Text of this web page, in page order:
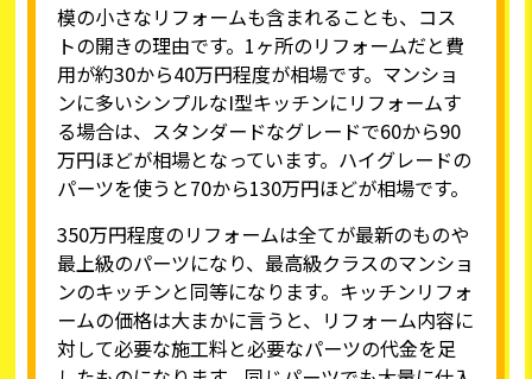
模の小さなリフォームも含まれることも、コス
トの開きの理由です。1ヶ所のリフォームだと費
用が約30から40万円程度が相場です。マンショ
ンに多いシンプルなI型キッチンにリフォームす
る場合は、スタンダードなグレードで60から90
万円ほどが相場となっています。ハイグレードの
パーツを使うと70から130万円ほどが相場です。
350万円程度のリフォームは全てが最新のものや
最上級のパーツになり、最高級クラスのマンショ
ンのキッチンと同等になります。キッチンリフォ
ームの価格は大まかに言うと、リフォーム内容に
対して必要な施工料と必要なパーツの代金を足